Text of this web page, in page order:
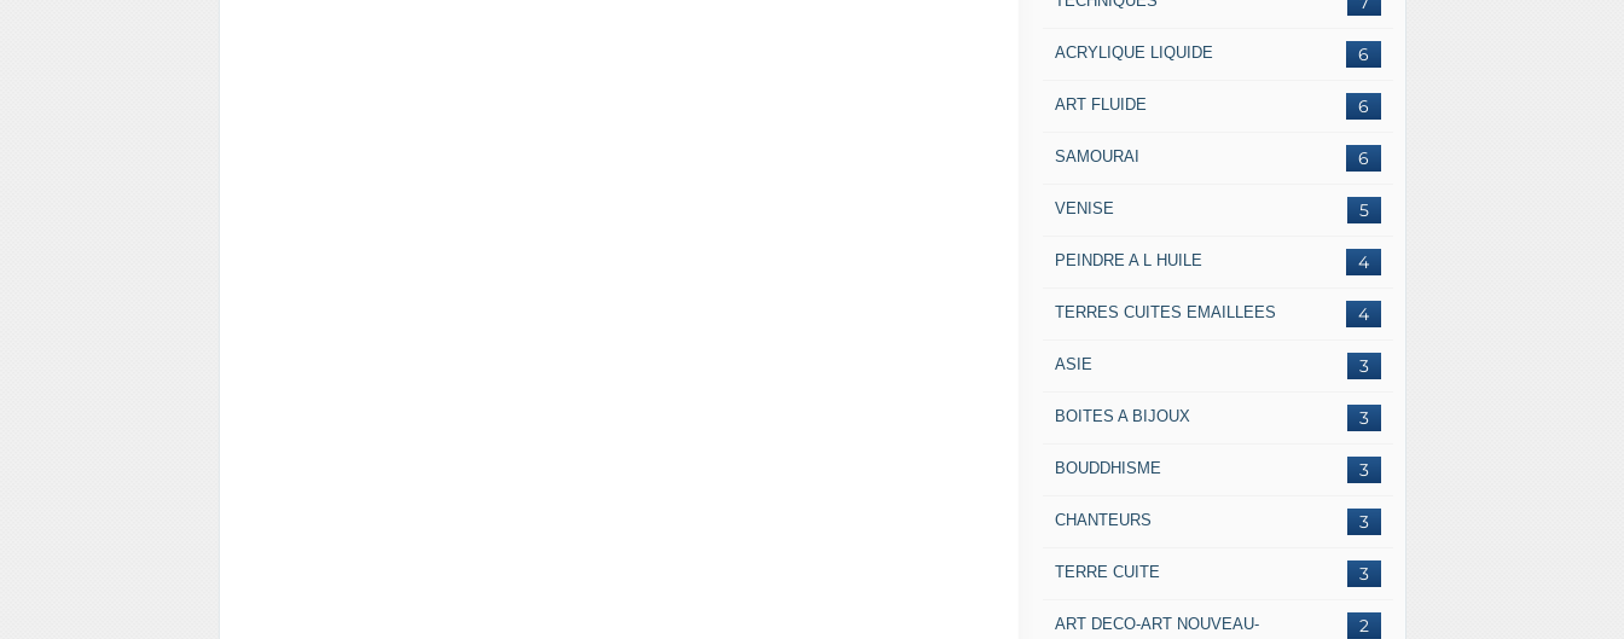
6
ACRYLIQUE LIQUIDE
6
ART FLUIDE
6
SAMOURAI
5
VENISE
4
PEINDRE A L HUILE
4
TERRES CUITES EMAILLEES
3
ASIE
3
BOITES A BIJOUX
3
BOUDDHISME
3
CHANTEURS
3
TERRE CUITE
2
ART DECO-ART NOUVEAU-